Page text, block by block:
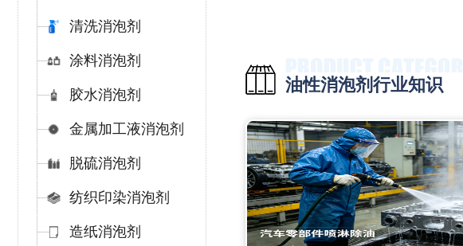
清洗消泡剂
涂料消泡剂
胶水消泡剂
金属加工液消泡剂
脱硫消泡剂
纺织印染消泡剂
造纸消泡剂
油性消泡剂行业知识